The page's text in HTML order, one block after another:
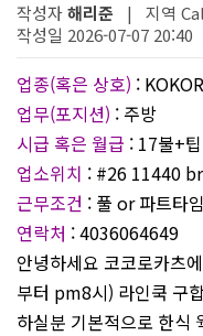
작성자해리준 | 지역
작성일 2026-07-07
업종(혹은 상호) :
업무(포지션) : 주방
시급 혹은 월급 : 17불+팁
업소위치 : #26 11440
근무조건 : 풀 or 파트타임
연락처 : 4036064649
안녕하세요 코코로카츠
부터 pm8시) 라인쿡 구
하실분 기본적으로 한식